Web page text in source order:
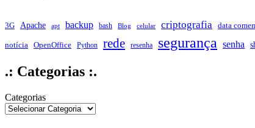
3G Apache apt backup bash Blog celular criptografia data
notícia OpenOffice Python rede resenha segurança senha
.: Categorias :.
Categorias